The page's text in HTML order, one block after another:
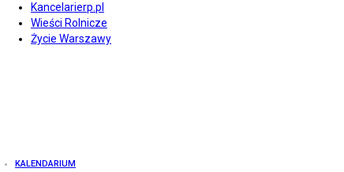
Kancelarierp.pl
Wieści Rolnicze
Życie Warszawy
KALENDARIUM